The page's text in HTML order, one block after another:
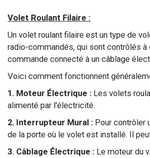
Volet Roulant Filaire :
Un volet roulant filaire est un type de
radio-commandés, qui sont contrôlés
commande connecté à un câblage
Voici comment fonctionnent
1. Moteur Électrique : Les volets
alimenté par l'électricité.
2. Interrupteur Mural : Pour contrôler
de la porte où le volet est installé. Il
3. Câblage Électrique : Le moteur du